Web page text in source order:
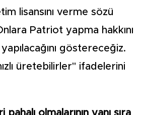
lisansını verme sözü
Patriot yapma hakkını
göstereceğiz.
üretebilirler" ifadelerini